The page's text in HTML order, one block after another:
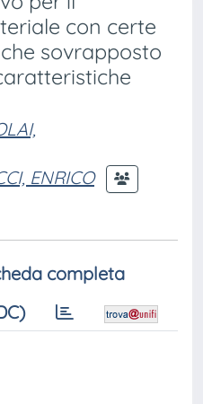
con certe
sovrapposto
ENRICO
completa